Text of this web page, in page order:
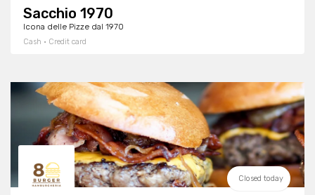
Sacchio 1970
Icona delle Pizze dal 1970
Cash · Credit card
Closed today